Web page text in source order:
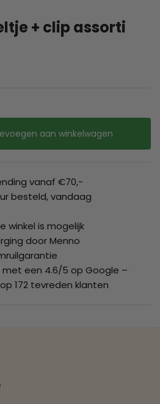
+ clip assorti
aan winkelwagen
vanaf €70,-
besteld, vandaag
winkel is mogelijk
door Menno
een 4.6/5 op Google –
172 tevreden klanten